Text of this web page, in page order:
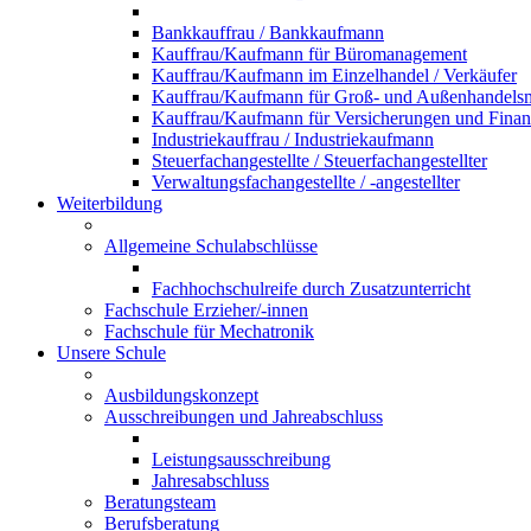
Bankkauffrau / Bankkaufmann
Kauffrau/Kaufmann für Büromanagement
Kauffrau/Kaufmann im Einzelhandel / Verkäufer
Kauffrau/Kaufmann für Groß- und
Kauffrau/Kaufmann für Versicherungen und
Industriekauffrau / Industriekaufmann
Steuerfachangestellte / Steuerfachangestellter
Verwaltungsfachangestellte / -angestellter
Weiterbildung
Allgemeine Schulabschlüsse
Fachhochschulreife durch Zusatzunterricht
Fachschule Erzieher/-innen
Fachschule für Mechatronik
Unsere Schule
Ausbildungskonzept
Ausschreibungen und Jahreabschluss
Leistungsausschreibung
Jahresabschluss
Beratungsteam
Berufsberatung